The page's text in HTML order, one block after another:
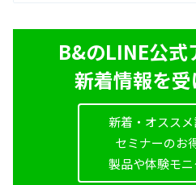
B&のLINE公式
新着情報を受
新着・オスス
セミナーのお
製品や体験モ